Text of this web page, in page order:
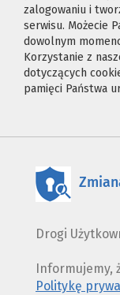
zalogowaniu i
serwisu. Możecie
dowolnym
Korzystanie z
dotyczących
pamięci Państwa
Drogi
Informujemy,
Politykę